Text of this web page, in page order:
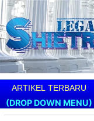
(DROP DOWN MENU)